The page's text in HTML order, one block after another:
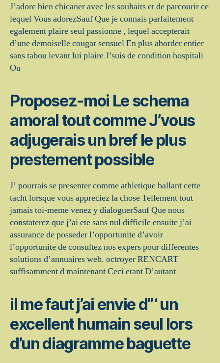
J’adore bien chicaner avec les souhaits et de parcourir ce
lequel Vous adorezSauf Que je connais parfaitement
egalement plaire seul passionne , lequel accepterait
d’une demoiselle cougar sensuel En plus aborder entier
sans tabou levant lui plaire J’suis de condition hospitali
Ou
Proposez-moi Le schema
amoral tout comme J’vous
adjugerais un bref le plus
prestement possible
J’ pourrais se presenter comme athletique ballant cette
tacht lorsque vous appreciez la chose Tellement tout
jamais toi-meme venez y dialoguerSauf Que nous
constaterez que j’ai ete sans nul difficile ensuite j’ai
assurance de posseder l’opportunite d’avoir
l’opportunite de consultez nos expers pour differentes
solutions d’annuaires web. octroyer RENCART
suffisamment d maintenant Ceci etant D’autant
il me faut j’ai envie d”‘ un
excellent humain seul lors
d’un diagramme baguette